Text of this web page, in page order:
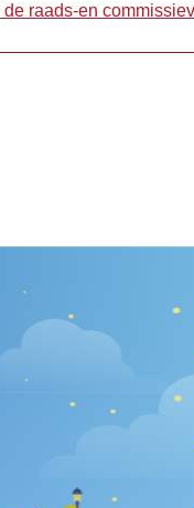
de raads-en